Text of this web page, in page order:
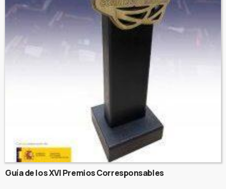
Guía de los XVI Premios Corresponsables